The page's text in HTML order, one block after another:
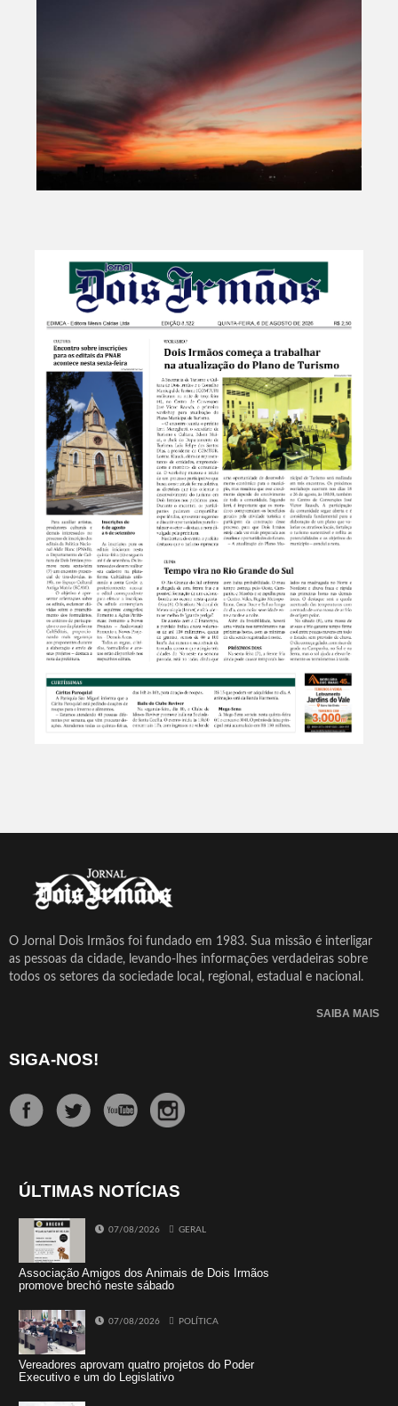
O Jornal Dois Irmãos foi fundado em 1983. Sua missão é interligar
as pessoas da cidade, levando-lhes informações verdadeiras sobre
todos os setores da sociedade local, regional, estadual e nacional.
SAIBA MAIS
SIGA-NOS!
ÚLTIMAS NOTÍCIAS
07/08/2026 GERAL
Associação Amigos dos Animais de Dois Irmãos
promove brechó neste sábado
07/08/2026 POLÍTICA
Vereadores aprovam quatro projetos do Poder
Executivo e um do Legislativo